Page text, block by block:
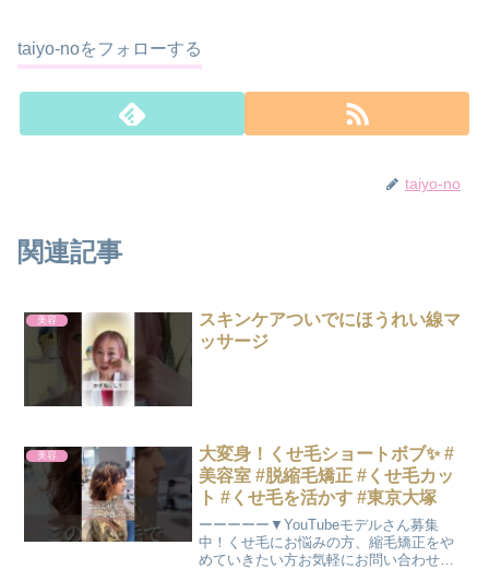
taiyo-noをフォローする
taiyo-no
関連記事
美容
スキンケアついでにほうれい線マ
ッサージ
美容
大変身！くせ毛ショートボブ✨ #
美容室 #脱縮毛矯正 #くせ毛カッ
ト #くせ毛を活かす #東京大塚
ーーーーー▼YouTubeモデルさん募集
中！くせ毛にお悩みの方、縮毛矯正をや
めていきたい方お気軽にお問い合わせく